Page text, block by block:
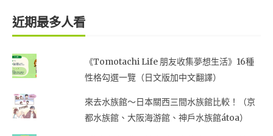
近期最多人看
《Tomotachi Life 朋友收集夢想生活》16種
性格勾選一覽（日文版加中文翻譯）
來去水族館～日本關西三間水族館比較！（京
都水族館、大阪海游館、神戶水族館átoa）